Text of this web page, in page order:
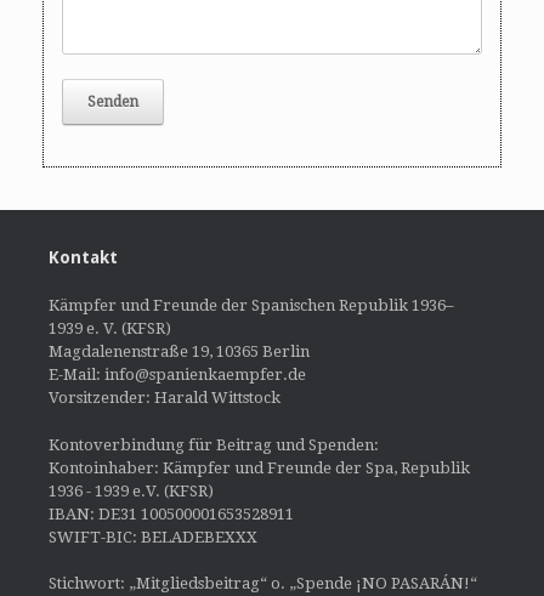
Kontakt
Kämpfer und Freunde der Spanischen Republik 1936–
1939 e. V. (KFSR)
Magdalenenstraße 19, 10365 Berlin
E-Mail: info@spanienkaempfer.de
Vorsitzender: Harald Wittstock
Kontoverbindung für Beitrag und Spenden:
Kontoinhaber: Kämpfer und Freunde der Spa, Republik
1936 - 1939 e.V. (KFSR)
IBAN: DE31 100500001653528911
SWIFT-BIC: BELADEBEXXX
Stichwort: „Mitgliedsbeitrag“ o. „Spende ¡NO PASARÁN!“